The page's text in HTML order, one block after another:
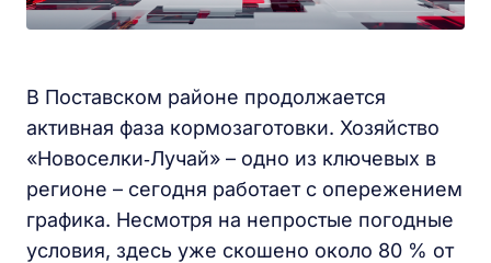
В Поставском районе продолжается
активная фаза кормозаготовки. Хозяйство
«Новоселки‑Лучай» – одно из ключевых в
регионе – сегодня работает с опережением
графика. Несмотря на непростые погодные
условия, здесь уже скошено около 80 % от